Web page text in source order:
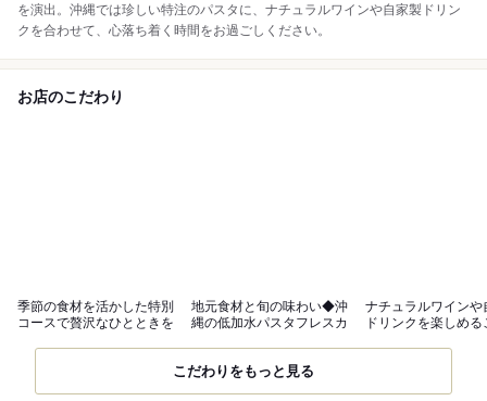
を演出。沖縄では珍しい特注のパスタに、ナチュラルワインや自家製ドリン
クを合わせて、心落ち着く時間をお過ごしください。
お店のこだわり
季節の食材を活かした特別
コースで贅沢なひとときを
地元食材と旬の味わい◆沖
縄の低加水パスタフレスカ
ナチュラルワインや
ドリンクを楽しめる
こだわりをもっと見る